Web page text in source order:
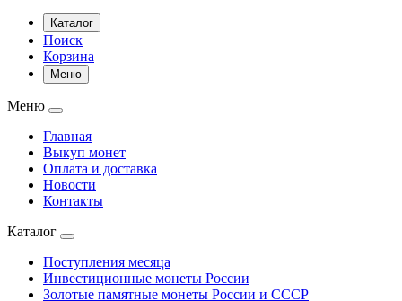
Каталог
Поиск
Корзина
Меню
Меню
Главная
Выкуп монет
Оплата и доставка
Новости
Контакты
Каталог
Поступления месяца
Инвестиционные монеты России
Золотые памятные монеты России и СССР